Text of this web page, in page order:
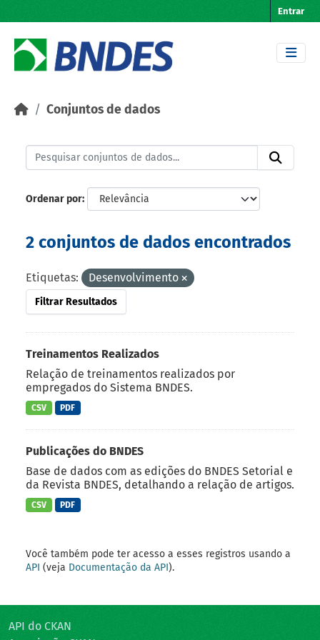
Entrar
Conjuntos de dados
Ordenar por
2 conjuntos de dados encontrados
Etiquetas: Desenvolvimento
Filtrar Resultados
Treinamentos Realizados
Relação de treinamentos realizados por
empregados do Sistema BNDES.
CSV PDF
Publicações do BNDES
Base de dados com as edições do BNDES Setorial e
da Revista BNDES, detalhando a relação de artigos.
CSV PDF
Você também pode ter acesso a esses registros usando a
API (veja Documentação da API).
API do CKAN